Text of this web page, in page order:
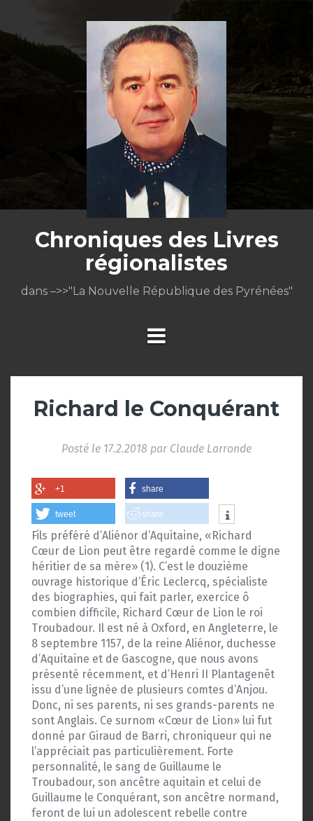
contenu
Chroniques des Livres
régionalistes
dans –>>"La Nouvelle République des Pyrénées"
Richard le Conquérant
Posté le 17.2.2018 par Claude Larronde
+1 share
tweet share
Fils préféré d’Aliénor d’Aquitaine, «Richard
Cœur de Lion peut être regardé comme le digne
héritier de sa mère» (1). C’est le douzième
ouvrage historique d’Éric Leclercq, spécialiste
des biographies, qui fait parler, exercice ô
combien difficile, Richard Cœur de Lion le roi
Troubadour. Il est né à Oxford, en Angleterre, le
8 septembre 1157, de la reine Aliénor, duchesse
d’Aquitaine et de Gascogne, que nous avons
présenté récemment, et d’Henri II Plantagenêt
issu d’une lignée de plusieurs comtes d’Anjou.
Donc, ni ses parents, ni ses grands-parents ne
sont Anglais. Ce surnom «Cœur de Lion» lui fut
donné par Giraud de Barri, chroniqueur qui ne
l’appréciait pas particulièrement. Forte
personnalité, le sang de Guillaume le
Troubadour, son ancêtre aquitain et celui de
Guillaume le Conquérant, son ancêtre normand,
feront de lui un adolescent rebelle contre